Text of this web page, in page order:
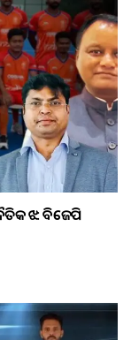
ଝଡ଼: ବିଜେପି